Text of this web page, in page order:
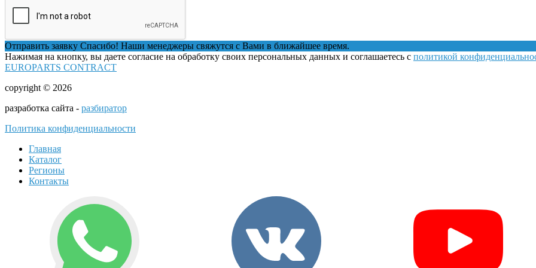
Отправить заявку Спасибо! Наши менеджеры свяжутся с Вами в ближайшее время.
Нажимая на кнопку, вы даете согласие на обработку своих персональных данных и соглашаетесь с политикой
EUROPARTS CONTRACT
copyright © 2026
разработка сайта - разбиратор
Политика конфиденциальности
Главная
Каталог
Регионы
Контакты